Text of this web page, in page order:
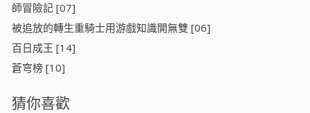
師冒險記 [07]
被追放的轉生重騎士用游戲知識開無雙 [06]
百日成王 [14]
蒼穹榜 [10]
猜你喜歡